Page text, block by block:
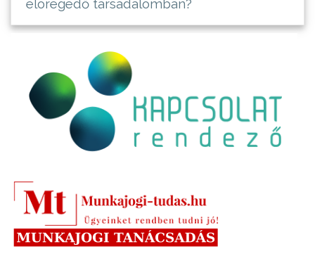
elöregedő társadalomban?